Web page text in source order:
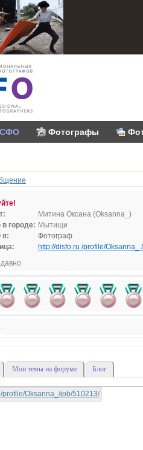
Фотографы
Митина Оксана (Oksanna_)
городе: Мытищи
я:
Фотограф
http://disfo.ru /profile/Oksanna_ /
Мои темы на форуме Блог
profile/Oksanna_/job/510213/